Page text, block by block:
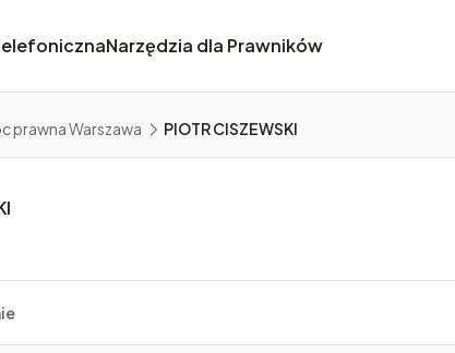
Narzędzia dla Prawników
prawna Warszawa PIOTR CISZEWSKI